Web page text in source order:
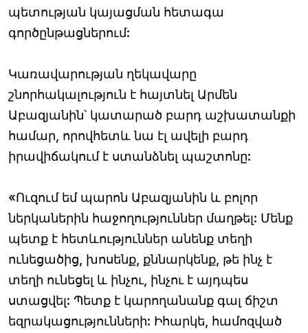
պետության կայացման հետագա
գործընթացներում:
Կառավարության ղեկավարը
շնորհակալություն է հայտնել Արմեն
Աբազյանին՝ կատարած բարդ աշխատանքի
համար, որովհետև նա էլ ավելի բարդ
իրավիճակում է ստանձնել պաշտոնը:
«Ուզում եմ պարոն Աբազյանին և բոլոր
ներկաներին հաջողություններ մաղթել: Մենք
պետք է հետևություններ անենք տեղի
ունեցածից, խոսենք, քննարկենք, թե ինչ է
տեղի ունեցել և ինչու, ինչու է այդպես
ստացվել: Պետք է կարողանանք գալ ճիշտ
եզրակացությունների: Իհարկե, համոզված